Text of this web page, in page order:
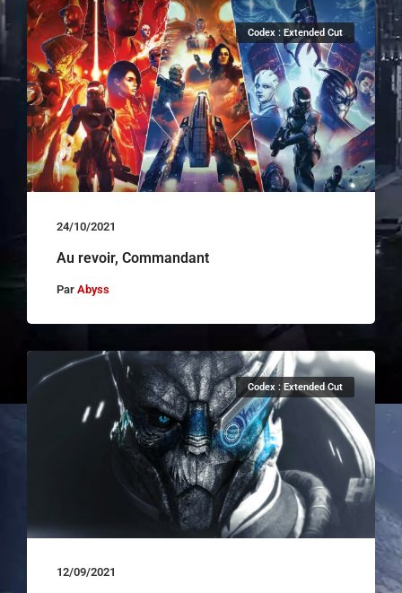
Codex : Extended Cut
24/10/2021
Au revoir, Commandant
Par Abyss
Codex : Extended Cut
12/09/2021